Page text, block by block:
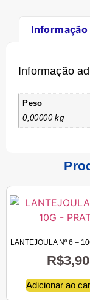
Informação
Peso
0,00000 kg
LANTEJOULA Nº 6 –
R$3,90
Adicionar ao